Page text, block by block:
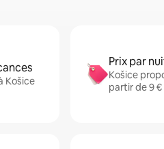
Košice
Prix par
Košice
partir de 9